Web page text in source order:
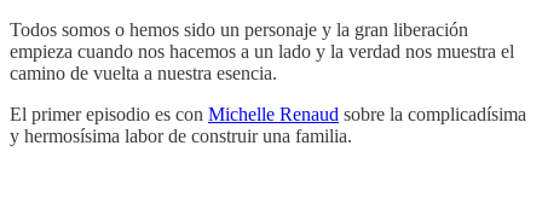
Todos somos o hemos sido un personaje y la gran liberación
empieza cuando nos hacemos a un lado y la verdad nos muestra el
camino de vuelta a nuestra esencia.
El primer episodio es con Michelle Renaud sobre la complicadísima
y hermosísima labor de construir una familia.